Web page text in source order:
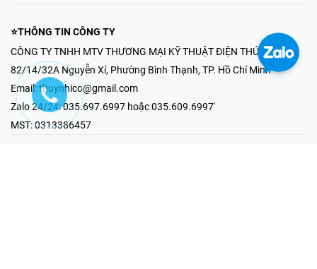
⭐THÔNG TIN CÔNG TY
CÔNG TY TNHH MTV THƯƠNG MẠI KỸ THUẬT ĐIỆN THÚY NHI
82/14/32A Nguyễn Xí, Phường Bình Thạnh, TP. Hồ Chí Minh
Email: thuynhico@gmail.com
Zalo 24/24:035.697.6997 hoặc 035.609.6997'
MST:0313386457